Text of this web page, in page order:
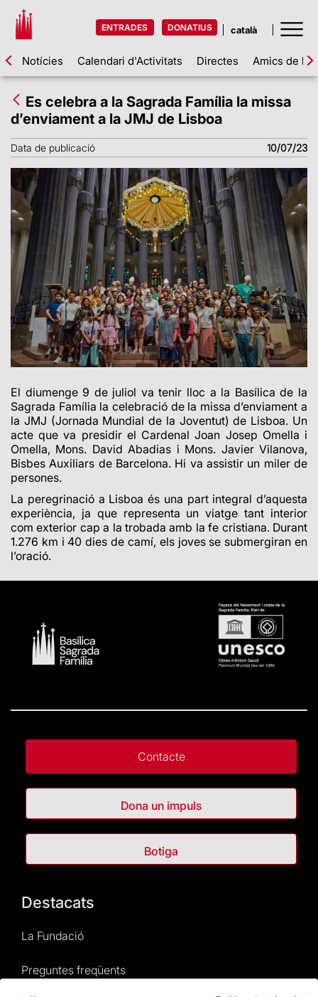
ENTRADES DONATIUS
Notícies Calendari d'Activitats Directes Amics de la
Es celebra a la Sagrada Família la missa
d’enviament a la JMJ de Lisboa
Data de publicació 10/07/23
El diumenge 9 de juliol va tenir lloc a la Basílica de la
Sagrada Família la celebració de la missa d’enviament a
la JMJ (Jornada Mundial de la Joventut) de Lisboa. Un
acte que va presidir el Cardenal Joan Josep Omella i
Omella, Mons. David Abadias i Mons. Javier Vilanova,
Bisbes Auxiliars de Barcelona. Hi va assistir un miler de
persones.
La peregrinació a Lisboa és una part integral d’aquesta
experiència, ja que representa un viatge tant interior
com exterior cap a la trobada amb la fe cristiana. Durant
1.276 km i 40 dies de camí, els joves se submergiran en
l’oració.
Contacte
Dona un impuls
Botiga
Destacats
La Fundació
Preguntes freqüents